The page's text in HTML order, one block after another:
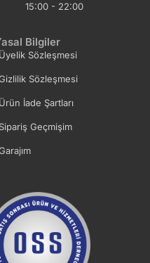
15:00 - 22:00
Bilgiler
Üyelik Sözleşmesi
Sözleşmesi
Ürün İade Şartları
Sipariş Geçmişim